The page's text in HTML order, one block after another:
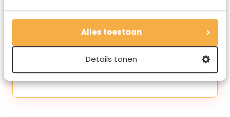
Alles toestaan
Details tonen
Redactie Travelvalley
De redactie van Travelvalley houd je op de
hoogte van reisnieuws en trends in de reiswereld.
en mis niets!